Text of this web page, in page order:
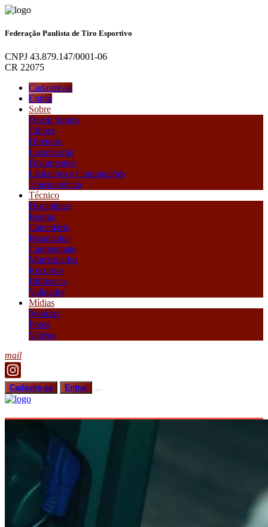
Federação Paulista de Tiro Esportivo
CNPJ 43.879.147/0001-06
CR 22075
Cadastre-se
Entrar
Sobre
Quem Somos
Clubes
Diretoria
Localização
Documentos
Licitações e Contratações
Transparência
Técnico
Disciplinas
Regras
Calendário
Resultados
Campeonato
Matriculados
Recordes
Biblioteca
Validador
Mídias
Notícias
Fotos
Vídeos
mail
Cadastre-se Entrar